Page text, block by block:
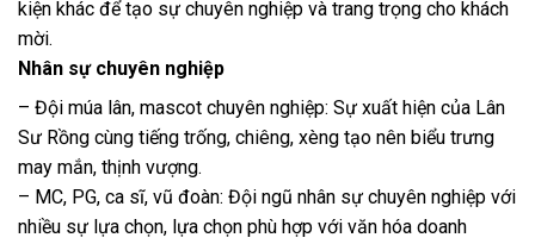
kiện khác để tạo sự chuyên nghiệp và trang trọng cho khách
mời.
Nhân sự chuyên nghiệp
– Đội múa lân, mascot chuyên nghiệp: Sự xuất hiện của Lân
Sư Rồng cùng tiếng trống, chiêng, xèng tạo nên biểu trưng
may mắn, thịnh vượng.
– MC, PG, ca sĩ, vũ đoàn: Đội ngũ nhân sự chuyên nghiệp với
nhiều sự lựa chọn, lựa chọn phù hợp với văn hóa doanh